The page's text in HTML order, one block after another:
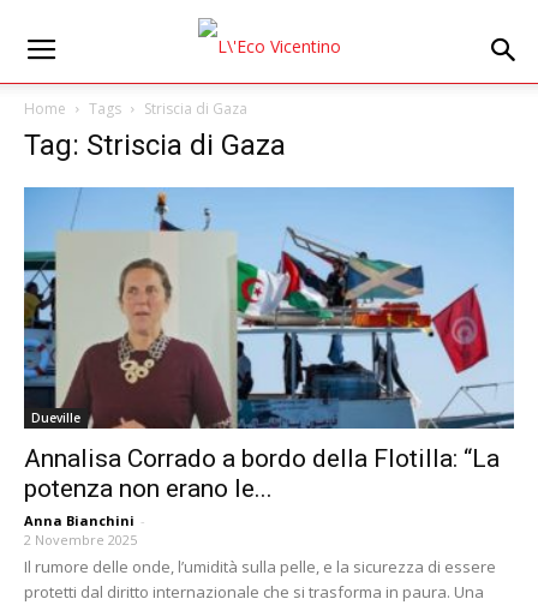
Home Tags Striscia di Gaza
Tag: Striscia di Gaza
Dueville
Annalisa Corrado a bordo della Flotilla: “La
potenza non erano le...
Anna Bianchini -
2 Novembre 2025
Il rumore delle onde, l’umidità sulla pelle, e la sicurezza di essere
protetti dal diritto internazionale che si trasforma in paura. Una